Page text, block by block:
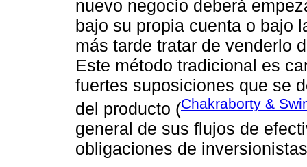
nuevo negocio deberá
bajo su propia cuenta o bajo
más tarde tratar de venderlo
Este método tradicional es
fuertes suposiciones que se
del producto (Chakraborty &
general de sus flujos de
obligaciones de